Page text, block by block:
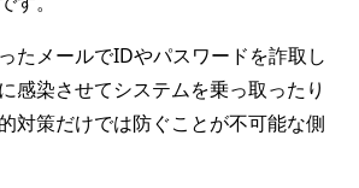
たメールでIDやパスワードを詐取し
感染させてシステムを乗っ取ったり
対策だけでは防ぐことが不可能な側